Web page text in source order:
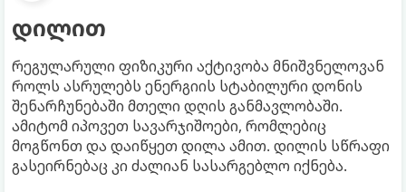
დილით
რეგულარული ფიზიკური აქტივობა მნიშვნელოვან
როლს ასრულებს ენერგიის სტაბილური დონის
შენარჩუნებაში მთელი დღის განმავლობაში.
ამიტომ იპოვეთ სავარჯიშოები, რომლებიც
მოგწონთ და დაიწყეთ დილა ამით. დილის სწრაფი
გასეირნებაც კი ძალიან სასარგებლო იქნება.